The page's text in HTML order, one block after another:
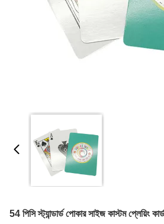
54 পিসি স্ট্যান্ডার্ড পোকার সাইজ কাস্টম প্লেয়িং